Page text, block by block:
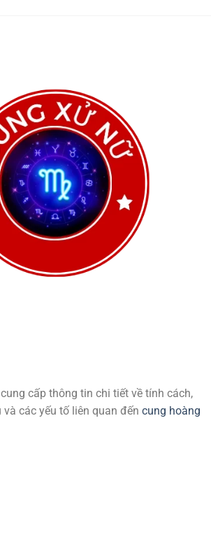
cấp thông tin chi tiết về tính cách,
và các yếu tố liên quan đến cung hoàng